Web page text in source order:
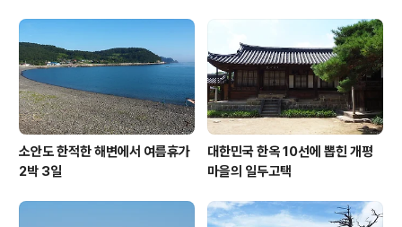
소백산 국립공원에 속해져 있으면서도 찾는 이들이 거의
없는 곳입니다. 다만 백두대간이 지나가는 주능선 코스로
서 대간길을 걷는 이들은 무조건 꼭 밟고 가야하는 구간이
구요. 도솔봉(兜率峯)은 높이 1,314m로서 소백산 국립공
원에서 비로봉, 국망봉, 연화봉(1,2봉포함) 다음으..
소안도 한적한 해변에서 여름휴가
2박 3일
대한민국 한옥 10선에 뽑힌 개평
마을의 일두고택